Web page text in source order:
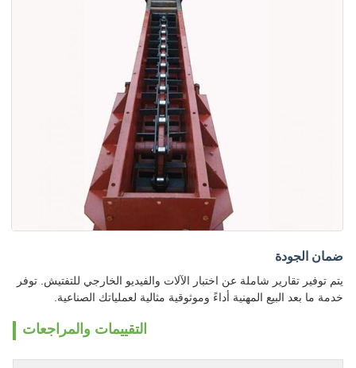
ضمان الجودة
يتم توفير تقارير شاملة عن اختبار الآلات والفيديو الخارجي للتفتيش. توفر
خدمة ما بعد البيع المهنية أداءً وموثوقية مثالية لعملياتك الصناعية.
التقييمات والمراجعات